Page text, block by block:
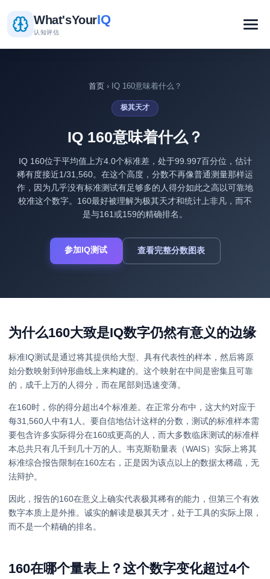
What'sYourIQ
认知评估
首页› IQ 160意味着什么？
极其天才
IQ 160意味着什么？
IQ 160位于平均值上方4.0个标准差，处于99.997百分位，估计
稀有度接近1/31,560。在这个高度，分数不再像普通测量那样运
作，因为几乎没有标准测试有足够多的人得分如此之高以可靠地
校准这个数字。160最好被理解为极其天才和统计上非凡，而不
是与161或159的精确排名。
参加IQ测试 查看完整分数图表
为什么160大致是IQ数字仍然有意义的边缘
标准IQ测试是通过将其提供给大型、具有代表性的样本，然后将原
始分数映射到钟形曲线上来构建的。这个映射在中间是密集且可靠
的，成千上万的人得分，而在尾部则迅速变薄。
在160时，你的得分超出4个标准差。在正常分布中，这大约对应于
每31,560人中有1人。要自信地估计这样的分数，测试的标准样本需
要包含许多实际得分在160或更高的人，而大多数临床测试的标准样
本总共只有几千到几十万的人。韦克斯勒量表（WAIS）实际上将其
标准综合报告限制在160左右，正是因为该点以上的数据太稀疏，无
法辩护。
因此，报告的160在意义上确实代表极其稀有的能力，但第三个有效
数字本质上是外推。诚实的解读是极其天才，处于工具的实际上限，
而不是一个精确的排名。
160在哪个量表上？这个数字变化超过4个